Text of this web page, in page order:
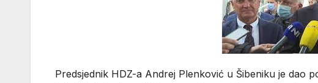
Predsjednik HDZ-a Andrej Plenković u Šibeniku je dao